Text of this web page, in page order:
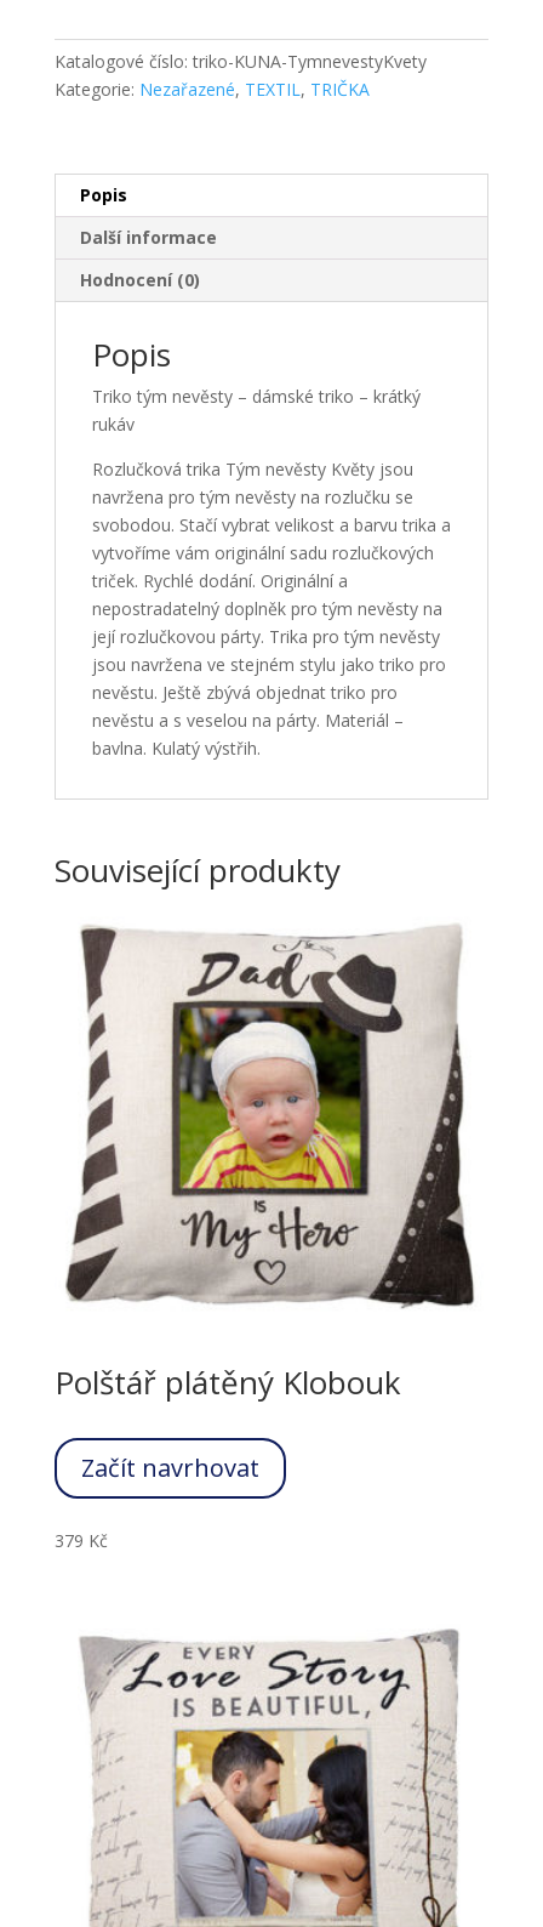
množství
Katalogové číslo:triko-KUNA-TymnevestyKvety
Kategorie: Nezařazené, TEXTIL, TRIČKA
Popis
Další informace
Hodnocení (0)
Popis
Triko tým nevěsty – dámské triko – krátký
rukáv
Rozlučková trika Tým nevěsty Květy jsou
navržena pro tým nevěsty na rozlučku se
svobodou. Stačí vybrat velikost a barvu trika a
vytvoříme vám originální sadu rozlučkových
triček. Rychlé dodání. Originální a
nepostradatelný doplněk pro tým nevěsty na
její rozlučkovou párty. Trika pro tým nevěsty
jsou navržena ve stejném stylu jako triko pro
nevěstu. Ještě zbývá objednat triko pro
nevěstu a s veselou na párty. Materiál –
bavlna. Kulatý výstřih.
Související produkty
Polštář plátěný Klobouk
Začít navrhovat
379 Kč